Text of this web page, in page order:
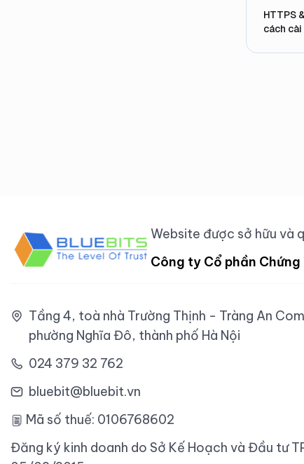
HTTPS
cách
Website được sở hữu và
Công ty Cổ phần
Tầng 4, toà nhà Trường Thịnh - Tràng An
phường Nghĩa Đô, thành phố Hà Nội
024 379 32 762
bluebit@bluebit.vn
Mã số thuế: 0106768602
Đăng ký kinh doanh do Sở Kế Hoạch và Đầu tư